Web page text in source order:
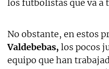
los futbolistas que va a
No obstante, en estos
Valdebebas, los pocos
equipo que han